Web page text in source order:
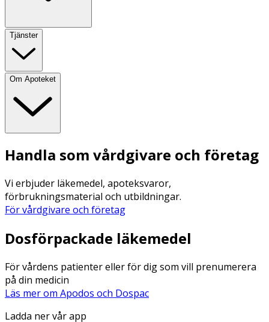
Tjänster
Om Apoteket
Handla som vårdgivare och företag
Vi erbjuder läkemedel, apoteksvaror,
förbrukningsmaterial och utbildningar.
För vårdgivare och företag
Dosförpackade läkemedel
För vårdens patienter eller för dig som vill prenumerera
på din medicin
Läs mer om Apodos och Dospac
Ladda ner vår app